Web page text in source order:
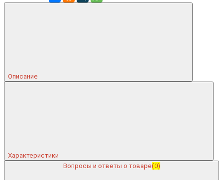
Описание
Характеристики
Вопросы и ответы о товаре(0)